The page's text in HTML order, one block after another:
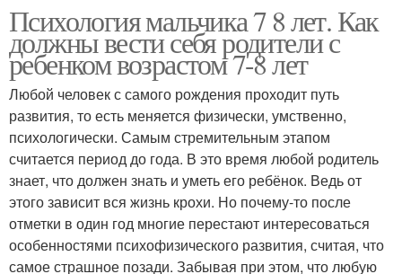
Психология мальчика 7 8 лет. Как
должны вести себя родители с
ребенком возрастом 7-8 лет
Любой человек с самого рождения проходит путь
развития, то есть меняется физически, умственно,
психологически. Самым стремительным этапом
считается период до года. В это время любой родитель
знает, что должен знать и уметь его ребёнок. Ведь от
этого зависит вся жизнь крохи. Но почему-то после
отметки в один год многие перестают интересоваться
особенностями психофизического развития, считая, что
самое страшное позади. Забывая при этом, что любую